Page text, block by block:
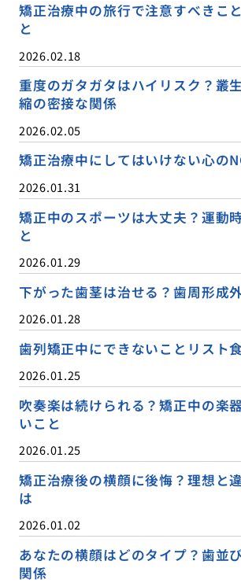
矯正治療中の旅行で注意すべきこ
と
2026.02.18
重度のガタガタはハイリスク？叢
縮の密接な関係
2026.02.05
矯正治療中にしてはいけない心の
2026.01.31
矯正中のスポーツは大丈夫？運動
と
2026.01.29
下がった歯茎は治せる？歯周形成
2026.01.28
歯列矯正中にできないことリスト
2026.01.25
吹奏楽は続けられる？矯正中の楽
いこと
2026.01.25
矯正治療後の横顔に後悔？理想と
は
2026.01.02
あなたの横顔はどのタイプ？歯並
関係